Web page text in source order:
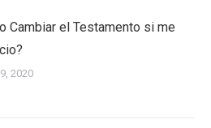
Cambiar el Testamento si me
2020